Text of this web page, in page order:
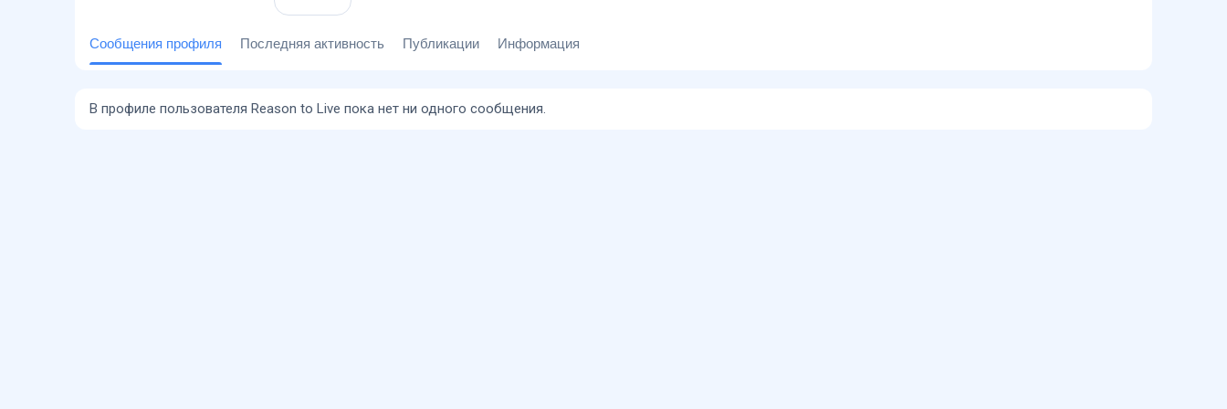
Сообщения профиля Последняя активность Публикации Информация
В профиле пользователя Reason to Live пока нет ни одного сообщения.